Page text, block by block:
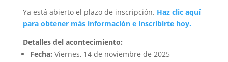
Ya está abierto el plazo de inscripción. Haz clic aquí
para obtener más información e inscribirte hoy.
Detalles del acontecimiento:
Fecha: Viernes, 14 de noviembre de 2025